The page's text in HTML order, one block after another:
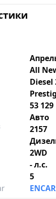
All
Diesel
53 129
Авто
2157
2WD
- л.с.
5
ENCAR